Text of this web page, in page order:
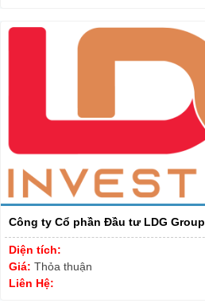
Công ty Cổ phần Đầu tư LDG Group
Diện tích:
Giá: Thỏa thuận
Liên Hệ: